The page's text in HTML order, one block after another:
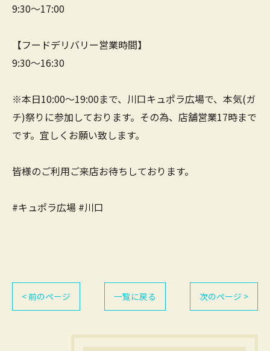
9:30～17:00
【フードデリバリー営業時間】
9:30～16:30
※本日10:00〜19:00まで、川口キュポラ広場で、本気(ガ
チ)祭りに参加しております。その為、店舗営業17時まで
です。宜しくお願い致します。
皆様のご利用ご来店お待ちしております。
#キュポラ広場 #川口
< 前のページ 一覧に戻る 次のページ >